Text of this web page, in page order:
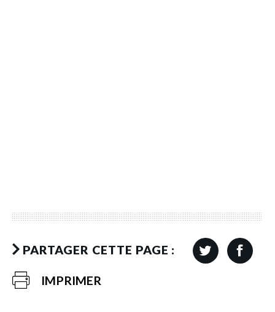
PARTAGER CETTE PAGE :
IMPRIMER